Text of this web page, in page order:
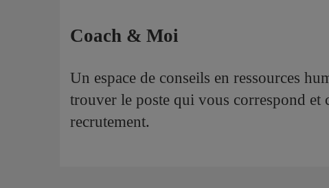
Coach & Moi
Un espace de conseils en ressources
trouver le poste qui vous correspond et
recrutement.